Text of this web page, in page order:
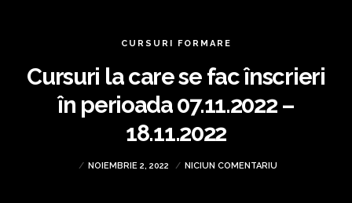
CURSURI FORMARE
Cursuri la care se fac înscrieri
în perioada 07.11.2022 –
18.11.2022
NOIEMBRIE 2, 2022 NICIUN COMENTARIU